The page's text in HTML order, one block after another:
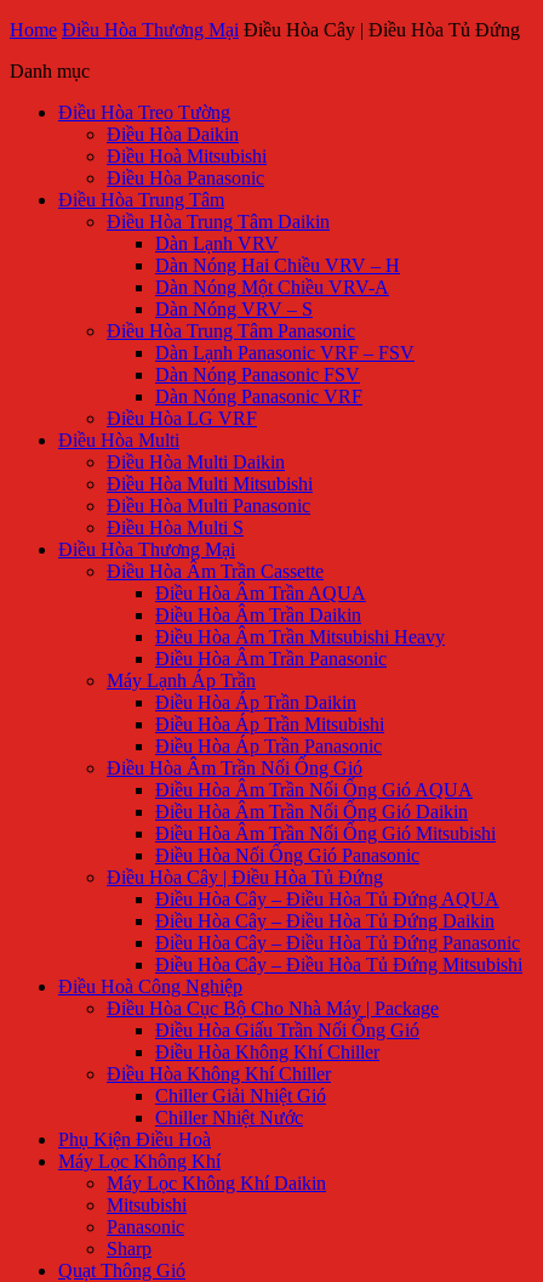
Home Điều Hòa Thương Mại Điều Hòa Cây | Điều Hòa Tủ Đứng
Danh mục
Điều Hòa Treo Tường
Điều Hòa Daikin
Điều Hoà Mitsubishi
Điều Hòa Panasonic
Điều Hòa Trung Tâm
Điều Hòa Trung Tâm Daikin
Dàn Lạnh VRV
Dàn Nóng Hai Chiều VRV – H
Dàn Nóng Một Chiều VRV-A
Dàn Nóng VRV – S
Điều Hòa Trung Tâm Panasonic
Dàn Lạnh Panasonic VRF – FSV
Dàn Nóng Panasonic FSV
Dàn Nóng Panasonic VRF
Điều Hòa LG VRF
Điều Hòa Multi
Điều Hòa Multi Daikin
Điều Hòa Multi Mitsubishi
Điều Hòa Multi Panasonic
Điều Hòa Multi S
Điều Hòa Thương Mại
Điều Hòa Âm Trần Cassette
Điều Hòa Âm Trần AQUA
Điều Hòa Âm Trần Daikin
Điều Hòa Âm Trần Mitsubishi Heavy
Điều Hòa Âm Trần Panasonic
Máy Lạnh Áp Trần
Điều Hòa Áp Trần Daikin
Điều Hòa Áp Trần Mitsubishi
Điều Hòa Áp Trần Panasonic
Điều Hòa Âm Trần Nối Ống Gió
Điều Hòa Âm Trần Nối Ống Gió AQUA
Điều Hòa Âm Trần Nối Ống Gió Daikin
Điều Hòa Âm Trần Nối Ống Gió Mitsubishi
Điều Hòa Nối Ống Gió Panasonic
Điều Hòa Cây | Điều Hòa Tủ Đứng
Điều Hòa Cây – Điều Hòa Tủ Đứng AQUA
Điều Hòa Cây – Điều Hòa Tủ Đứng Daikin
Điều Hòa Cây – Điều Hòa Tủ Đứng Panasonic
Điều Hòa Cây – Điều Hòa Tủ Đứng Mitsubishi
Điều Hoà Công Nghiệp
Điều Hòa Cục Bộ Cho Nhà Máy | Package
Điều Hòa Giấu Trần Nối Ống Gió
Điều Hòa Không Khí Chiller
Điều Hòa Không Khí Chiller
Chiller Giải Nhiệt Gió
Chiller Nhiệt Nước
Phụ Kiện Điều Hoà
Máy Lọc Không Khí
Máy Lọc Không Khí Daikin
Mitsubishi
Panasonic
Sharp
Quạt Thông Gió